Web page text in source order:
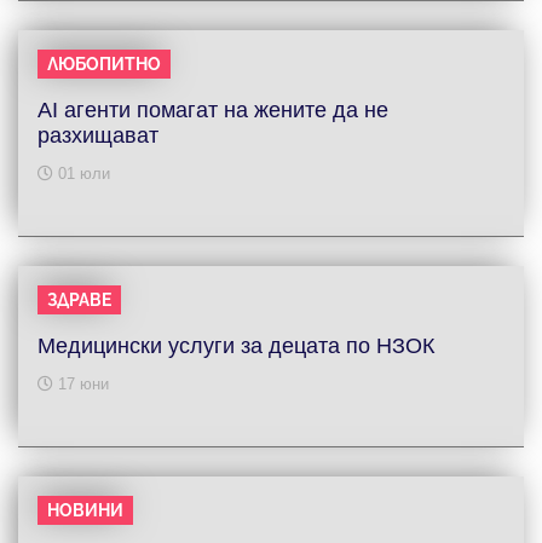
ЛЮБОПИТНО
AI агенти помагат на жените да не
разхищават
01 юли
ЗДРАВЕ
Медицински услуги за децата по НЗОК
17 юни
НОВИНИ